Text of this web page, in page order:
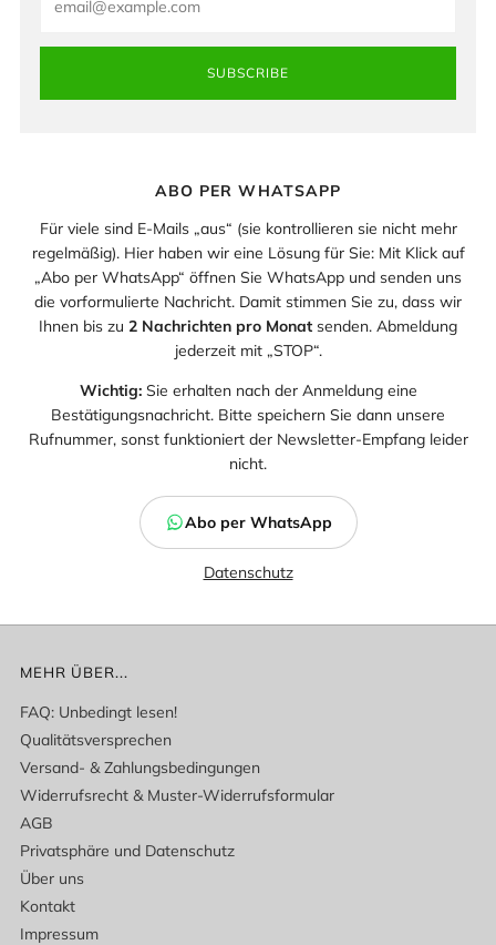
SUBSCRIBE
ABO PER WHATSAPP
Für viele sind E-Mails „aus“ (sie kontrollieren sie nicht mehr
regelmäßig). Hier haben wir eine Lösung für Sie: Mit Klick auf
„Abo per WhatsApp“ öffnen Sie WhatsApp und senden uns
die vorformulierte Nachricht. Damit stimmen Sie zu, dass wir
Ihnen bis zu 2 Nachrichten pro Monat senden. Abmeldung
jederzeit mit „STOP“.
Wichtig:Sie erhalten nach der Anmeldung eine
Bestätigungsnachricht. Bitte speichern Sie dann unsere
Rufnummer, sonst funktioniert der Newsletter-Empfang leider
nicht.
Abo per WhatsApp
Datenschutz
MEHR ÜBER...
FAQ: Unbedingt lesen!
Qualitätsversprechen
Versand- & Zahlungsbedingungen
Widerrufsrecht & Muster-Widerrufsformular
AGB
Privatsphäre und Datenschutz
Über uns
Kontakt
Impressum